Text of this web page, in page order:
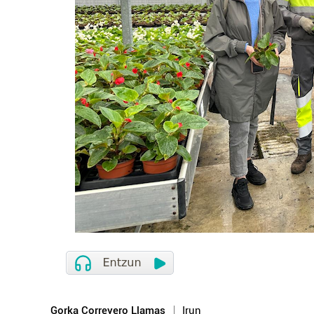
Gorka Correyero Llamas Irun